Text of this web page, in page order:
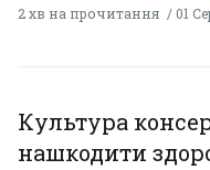
2 хв на прочитання 01
Культура
нашкодити